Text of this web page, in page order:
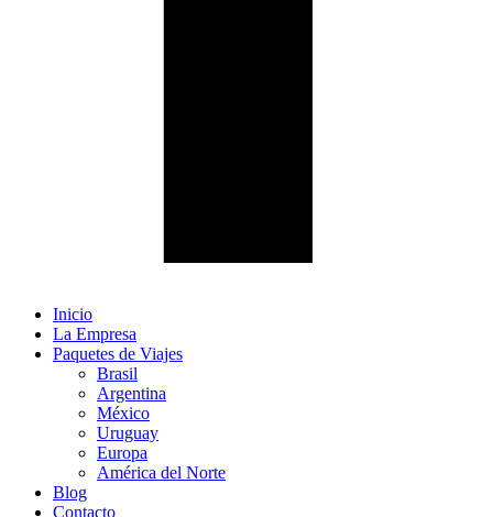
Inicio
La Empresa
Paquetes de Viajes
Brasil
Argentina
México
Uruguay
Europa
América del Norte
Blog
Contacto